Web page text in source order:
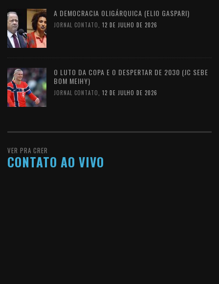
A DEMOCRACIA OLIGÁRQUICA (ELIO GASPARI)
JORNAL CONTATO 12 DE JULHO DE 2026
O LUTO DA COPA E O DESPERTAR DE 2030 (JC SEBE
BOM MEIHY)
JORNAL CONTATO 12 DE JULHO DE 2026
VER PRA CRER
CONTATO AO VIVO